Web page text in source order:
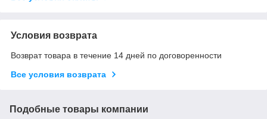
Условия возврата
Возврат товара в течение 14 дней по договоренности
Все условия возврата
Подобные товары компании